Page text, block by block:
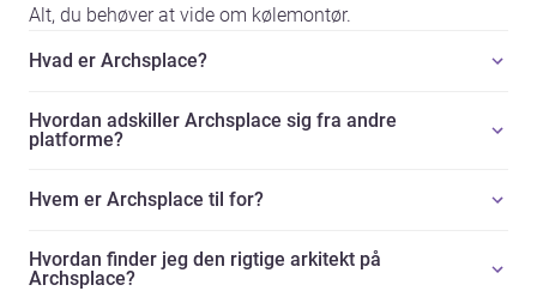
Alt, du behøver at vide om kølemontør.
Hvad er Archsplace?
Hvordan adskiller Archsplace sig fra andre
platforme?
Hvem er Archsplace til for?
Hvordan finder jeg den rigtige arkitekt på
Archsplace?